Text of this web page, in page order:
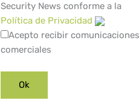
Security News conforme a la
Política de Privacidad
Acepto recibir comunicaciones
comerciales